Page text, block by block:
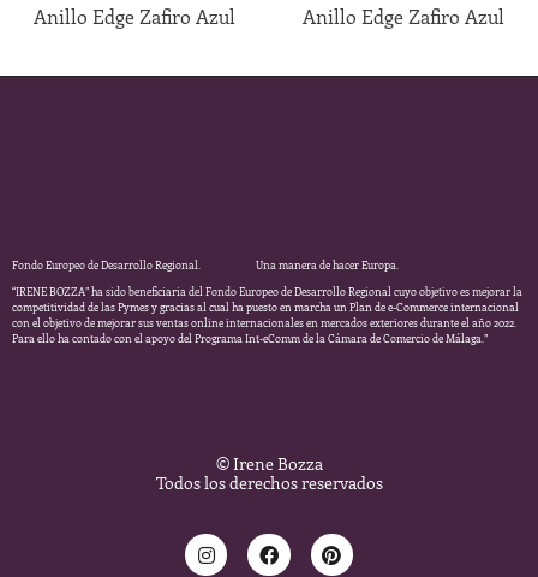
Anillo Edge Zafiro Azul Anillo Edge Zafiro Azul
Fondo Europeo de Desarrollo Regional. Una manera de hacer Europa.
“IRENE BOZZA” ha sido beneficiaria del Fondo Europeo de Desarrollo Regional cuyo objetivo es mejorar la
competitividad de las Pymes y gracias al cual ha puesto en marcha un Plan de e-Commerce internacional
con el objetivo de mejorar sus ventas online internacionales en mercados exteriores durante el año 2022.
Para ello ha contado con el apoyo del Programa Int-eComm de la Cámara de Comercio de Málaga.”
© Irene Bozza
Todos los derechos reservados